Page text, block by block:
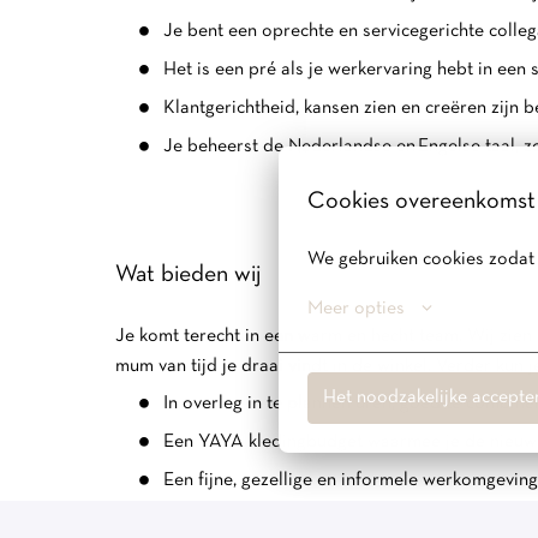
Cookies overeenkomst
We gebruiken cookies
Meer opties
Het noodzakelijke
Je bent een oprechte en servicegerichte
Het is een pré als je werkervaring hebt in een
Klantgerichtheid, kansen zien en creëren zijn
Je beheerst de Nederlandse en Engelse taal,
Wat bieden wij
Je komt terecht in een warm en hecht team. Wij
mum van tijd je draai vindt in de winkel. Verder kun
In overleg in te plannen uren, goed te
Een YAYA kledingbudget waarmee je de
Een fijne, gezellige en informele